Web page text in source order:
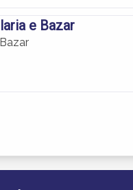
e Bazar